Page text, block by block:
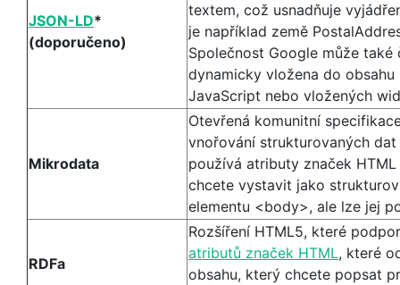
JSON-LD*
(doporučeno)
textem, což usnadňuje
je například země
Společnost Google může
dynamicky vložena do
JavaScript nebo vložených
Mikrodata
Otevřená komunitní
vnořování strukturovaných dat
používá atributy značek
chcete vystavit jako
elementu <body>, ale lze jej
RDFa
Rozšíření HTML5, které
atributů značek HTML, které
obsahu, který chcete popsat